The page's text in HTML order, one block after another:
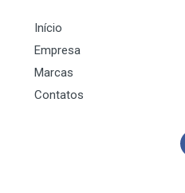
Início
Empresa
Marcas
Contatos